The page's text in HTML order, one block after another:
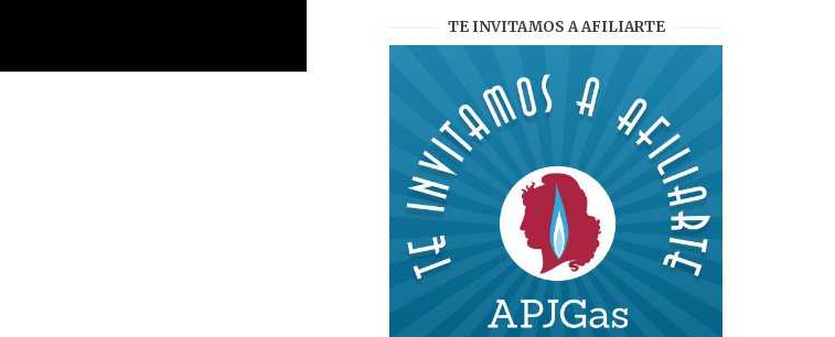
TE INVITAMOS A AFILIARTE